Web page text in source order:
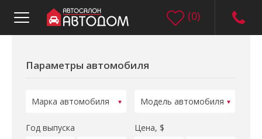
(0)
Параметры автомобиля
Год выпуска Цена, $